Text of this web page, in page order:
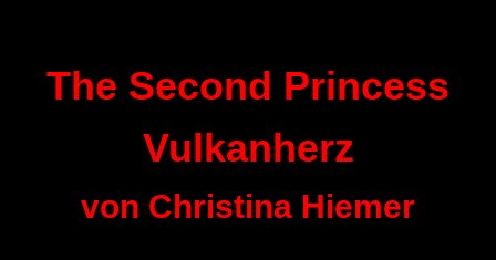
The Second Princess
Vulkanherz
von Christina Hiemer